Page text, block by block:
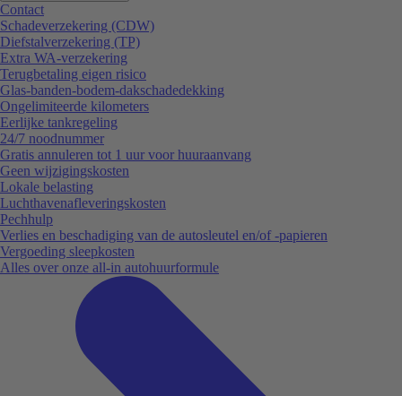
Contact
Schadeverzekering (CDW)
Diefstalverzekering (TP)
Extra WA-verzekering
Terugbetaling eigen risico
Glas-banden-bodem-dakschadedekking
Ongelimiteerde kilometers
Eerlijke tankregeling
24/7 noodnummer
Gratis annuleren tot 1 uur voor huuraanvang
Geen wijzigingskosten
Lokale belasting
Luchthavenafleveringskosten
Pechhulp
Verlies en beschadiging van de autosleutel en/of -papieren
Vergoeding sleepkosten
Alles over onze all-in autohuurformule